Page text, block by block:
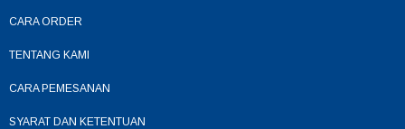
CARA ORDER
TENTANG KAMI
CARA PEMESANAN
SYARAT DAN KETENTUAN